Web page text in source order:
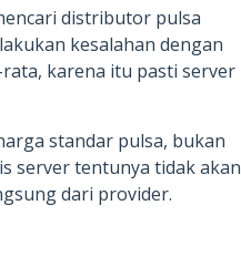
distributor pulsa
kesalahan dengan
karena itu pasti server
standar pulsa, bukan
server tentunya tidak akan
dari provider.